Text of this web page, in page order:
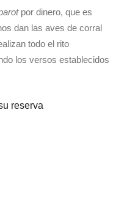
por dinero, que es
dan las aves de corral
todo el rito
los versos establecidos
reserva